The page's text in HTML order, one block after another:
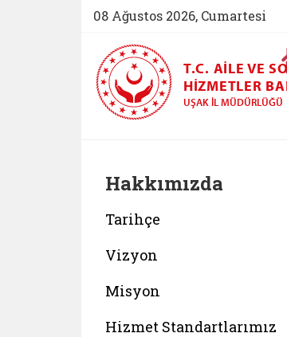
08 Ağustos 2026, Cumartesi
T.C. AILE VE
HIZMETLER
UŞAK İL MÜDÜRLÜĞÜ
Hakkımızda
Tarihçe
Vizyon
Misyon
Hizmet Standartlarımız